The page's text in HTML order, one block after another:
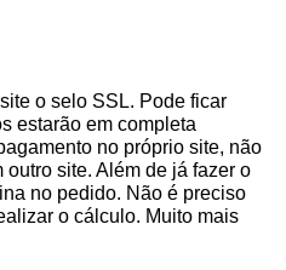
o selo SSL. Pode ficar
estarão em completa
no próprio site, não
site. Além de já fazer o
no pedido. Não é preciso
o cálculo. Muito mais